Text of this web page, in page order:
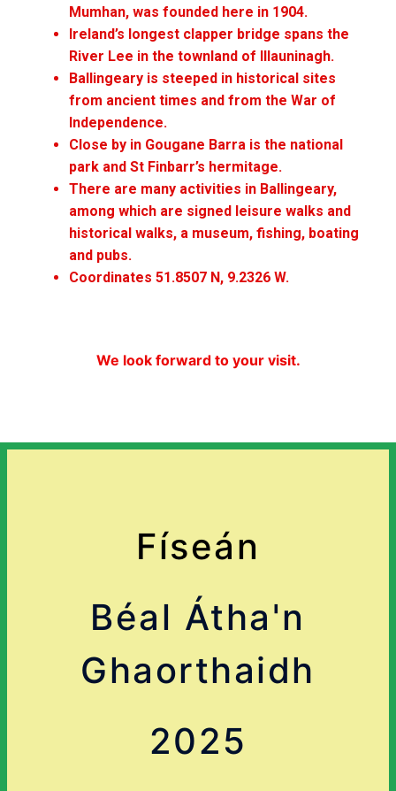
Mumhan, was founded here in 1904.
Ireland’s longest clapper bridge spans the
River Lee in the townland of Illauninagh.
Ballingeary is steeped in historical sites
from ancient times and from the War of
Independence.
Close by in Gougane Barra is the national
park and St Finbarr’s hermitage.
There are many activities in Ballingeary,
among which are signed leisure walks and
historical walks, a museum, fishing, boating
and pubs.
Coordinates 51.8507 N, 9.2326 W.
We look forward to your visit.
Físeán
Béal Átha'n
Ghaorthaidh
2025